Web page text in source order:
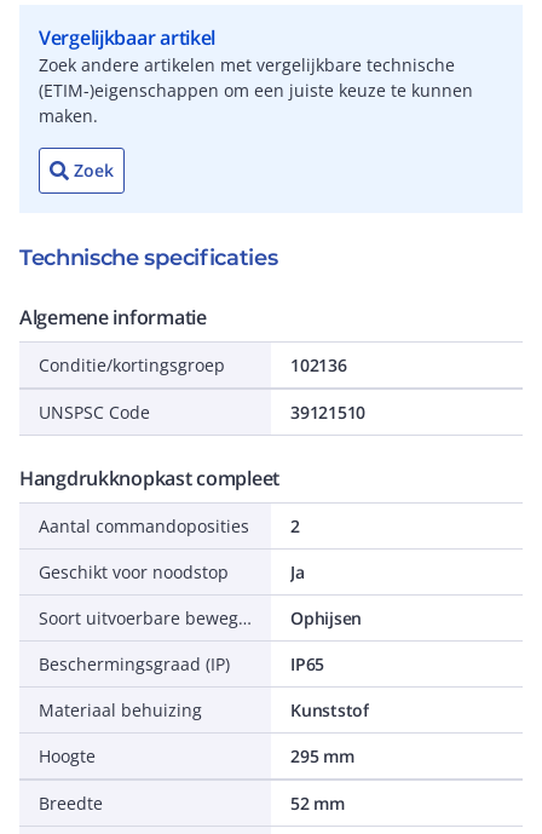
Vergelijkbaar artikel
Zoek andere artikelen met vergelijkbare technische
(ETIM-)eigenschappen om een juiste keuze te kunnen
maken.
Zoek
Technische specificaties
Algemene informatie
Conditie/kortingsgroep 102136
UNSPSC Code 39121510
Hangdrukknopkast compleet
Aantal commandoposities
2
Geschikt voor noodstop
Ja
Soort uitvoerbare bewegingen
Ophijsen
Beschermingsgraad (IP)
IP65
Materiaal behuizing
Kunststof
Hoogte
295 mm
Breedte 52 mm